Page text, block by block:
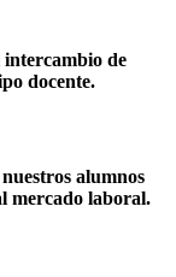
intercambio de
docente.
alumnos
mercado laboral.